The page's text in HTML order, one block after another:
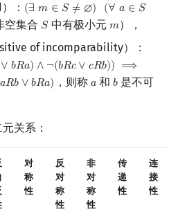
： (∃ 𝑚 ∈ 𝑆 ≠ ∅) (∀ 𝑎 ∈ 𝑆
(∃ m∈S ≠∅) (∀ a∈ S∖ {m})
空集合 𝑆
S中有极小元 𝑚
m），
of incomparability）：
∨ 𝑏𝑅𝑎) ∧ ¬(𝑏𝑅𝑐∨ 𝑐𝑅𝑏)) ⟹
R a)∧¬( bRc∨cR b) )⟹¬(a Rc∨
𝑎𝑅𝑏 ∨𝑏𝑅𝑎)
Rb∨bRa) ，则称 𝑎
a 和𝑏
b是不可
关系：
对
称
性
反
对
称
性
非
对
称
性
传
递
性
连
接
性